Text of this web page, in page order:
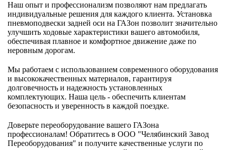
Наш опыт и профессионализм позволяют нам предлагать
индивидуальные решения для каждого клиента. Установка
пневмоподвески задней оси на ГАЗон позволит значительно
улучшить ходовые характеристики вашего автомобиля,
обеспечивая плавное и комфортное движение даже по
неровным дорогам.
Мы работаем с использованием современного оборудования
и высококачественных материалов, гарантируя
долговечность и надежность установленных
комплектующих. Наша цель - обеспечить клиентам
безопасность и уверенность в каждой поездке.
Доверьте переоборудование вашего ГАЗона
профессионалам! Обратитесь в ООО "Челябинский Завод
Переоборудования" и получите качественные услуги по